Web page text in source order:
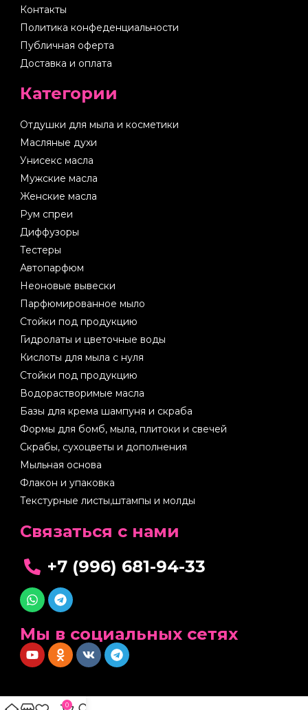
Контакты
Политика конфеденциальности
Публичная оферта
Доставка и оплата
Категории
Отдушки для мыла и косметики
Масляные духи
Унисекс масла
Мужские масла
Женские масла
Рум спреи
Диффузоры
Тестеры
Автопарфюм
Неоновые вывески
Парфюмированное мыло
Стойки под продукцию
Гидролаты и цветочные воды
Кислоты для мыла с нуля
Стойки под продукцию
Водорастворимые масла
Базы для крема шампуня и скраба
Формы для бомб, мыла, плитоки и свечей
Скрабы, сухоцветы и дополнения
Мыльная основа
Флакон и упаковка
Текстурные листы,штампы и молды
Cвязаться с нами
+7 (996) 681-94-33
Мы в социальных сетях
0